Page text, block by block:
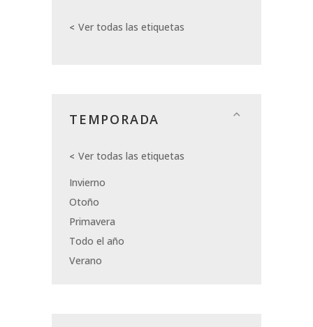
Ver todas las etiquetas
TEMPORADA
Ver todas las etiquetas
Invierno
Otoño
Primavera
Todo el año
Verano